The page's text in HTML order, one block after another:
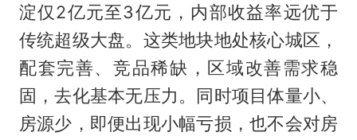
淀仅2亿元至3亿元，内部收益率远优于
传统超级大盘。这类地块地处核心城区，
配套完善、竞品稀缺，区域改善需求稳
固，去化基本无压力。同时项目体量小、
房源少，即便出现小幅亏损，也不会对房